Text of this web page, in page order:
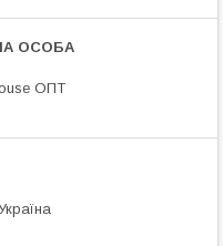
ОПТ